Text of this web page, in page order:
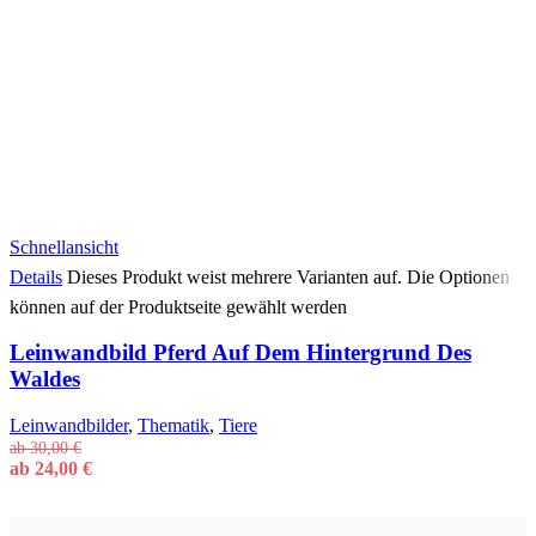
Schnellansicht
Details Dieses Produkt weist mehrere Varianten auf. Die Optionen
können auf der Produktseite gewählt werden
Leinwandbild Pferd Auf Dem Hintergrund Des
Waldes
Leinwandbilder, Thematik, Tiere
ab30,00€
ab 24,00 €